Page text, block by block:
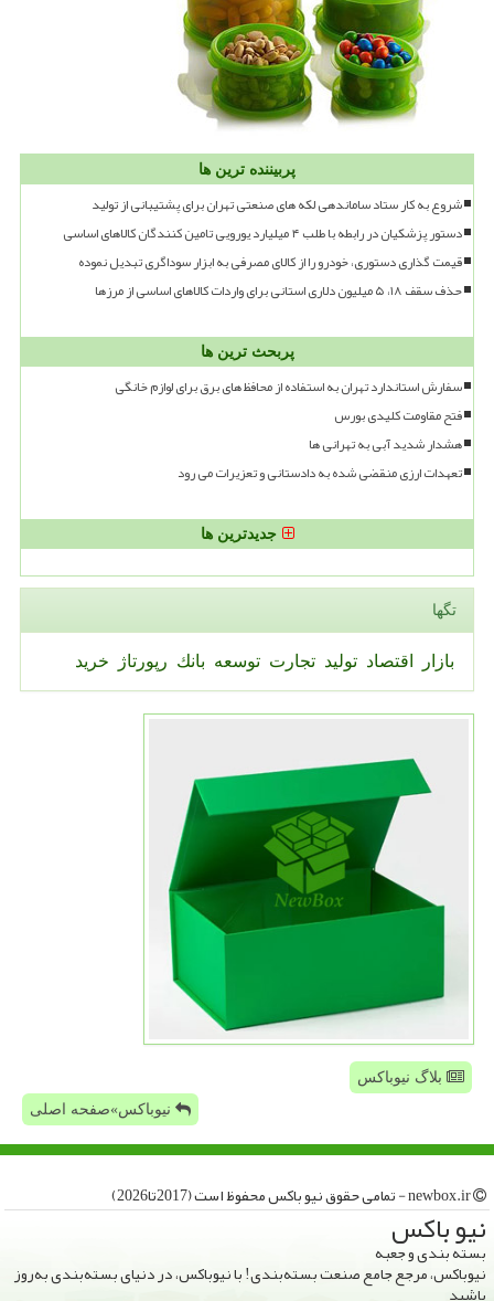
پربیننده ترین ها
شروع به کار ستاد ساماندهی لکه های صنعتی تهران برای پشتیبانی از تولید
دستور پزشکیان در رابطه با طلب ۴ میلیارد یورویی تامین کنندگان کالاهای اساسی
قیمت گذاری دستوری، خودرو را از کالای مصرفی به ابزار سوداگری تبدیل نموده
حذف سقف ۱۸، ۵ میلیون دلاری استانی برای واردات کالاهای اساسی از مرزها
پربحث ترین ها
سفارش استاندارد تهران به استفاده از محافظ های برق برای لوازم خانگی
فتح مقاومت کلیدی بورس
هشدار شدید آبی به تهرانی ها
تعهدات ارزی منقضی شده به دادستانی و تعزیرات می رود
جدیدترین ها
تگها
بازار اقتصاد تولید تجارت توسعه بانك رپورتاژ خرید
بلاگ نیوباکس
نیوباکس»صفحه اصلی
نیو باكس
بسته بندی و جعبه
نیوباکس، مرجع جامع صنعت بسته‌بندی! با نیوباکس، در دنیای بسته‌بندی به‌روز
باشید